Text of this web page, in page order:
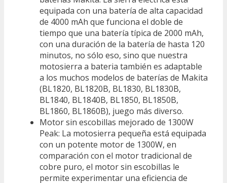
equipada con una batería de alta capacidad
de 4000 mAh que funciona el doble de
tiempo que una batería típica de 2000 mAh,
con una duración de la batería de hasta 120
minutos, no sólo eso, sino que nuestra
motosierra a bateria también es adaptable
a los muchos modelos de baterías de Makita
(BL1820, BL1820B, BL1830, BL1830B,
BL1840, BL1840B, BL1850, BL1850B,
BL1860, BL1860B), juego más diverso.
Motor sin escobillas mejorado de 1300W
Peak: La motosierra pequeña está equipada
con un potente motor de 1300W, en
comparación con el motor tradicional de
cobre puro, el motor sin escobillas le
permite experimentar una eficiencia de